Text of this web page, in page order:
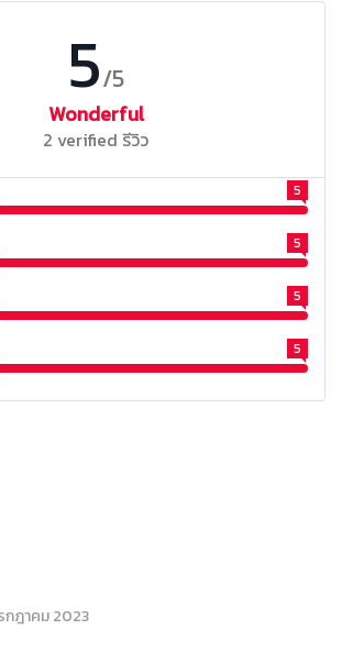
5/5
Wonderful
2 verified รีวิว
5
5
5
5
กฎาคม 2023